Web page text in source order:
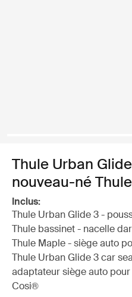
Thule Urban
nouveau-né
Inclus:
Thule Urban Glide 3 -
Thule bassinet - nacelle
Thule Maple - siège auto
Thule Urban Glide 3 car
adaptateur siège auto
Cosi®